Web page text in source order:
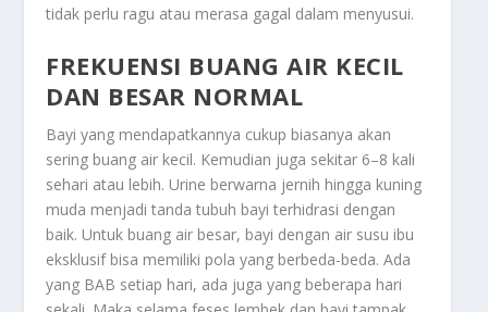
tidak perlu ragu atau merasa gagal dalam menyusui.
FREKUENSI BUANG AIR KECIL
DAN BESAR NORMAL
Bayi yang mendapatkannya cukup biasanya akan
sering buang air kecil. Kemudian juga sekitar 6–8 kali
sehari atau lebih. Urine berwarna jernih hingga kuning
muda menjadi tanda tubuh bayi terhidrasi dengan
baik. Untuk buang air besar, bayi dengan air susu ibu
eksklusif bisa memiliki pola yang berbeda-beda. Ada
yang BAB setiap hari, ada juga yang beberapa hari